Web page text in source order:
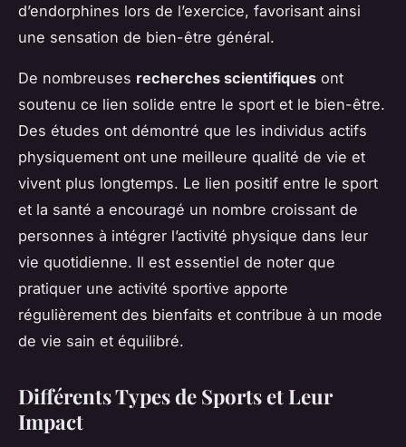
d’endorphines lors de l’exercice, favorisant ainsi
une sensation de bien-être général.
De nombreuses recherches scientifiques ont
soutenu ce lien solide entre le sport et le bien-être.
Des études ont démontré que les individus actifs
physiquement ont une meilleure qualité de vie et
vivent plus longtemps. Le lien positif entre le sport
et la santé a encouragé un nombre croissant de
personnes à intégrer l’activité physique dans leur
vie quotidienne. Il est essentiel de noter que
pratiquer une activité sportive apporte
régulièrement des bienfaits et contribue à un mode
de vie sain et équilibré.
Différents Types de Sports et Leur
Impact